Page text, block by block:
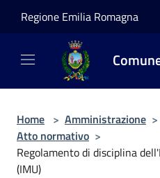
Regione Emilia Romagna
Home > Amministrazione >
Atto normativo >
Regolamento di disciplina
(IMU)